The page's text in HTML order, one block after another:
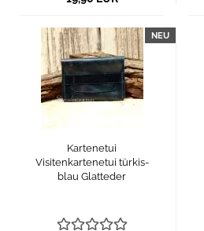
NEU
Kartenetui
Visitenkartenetui türkis-
blau Glatteder